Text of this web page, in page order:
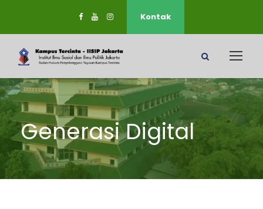
Kontak
Generasi Digital